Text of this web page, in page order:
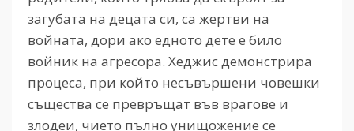
загубата на децата си, са жертви на
войната, дори ако едното дете е било
войник на агресора. Хеджис демонстрира
процеса, при който несъвършени човешки
същества се превръщат във врагове и
злодеи, чието пълно унищожение се